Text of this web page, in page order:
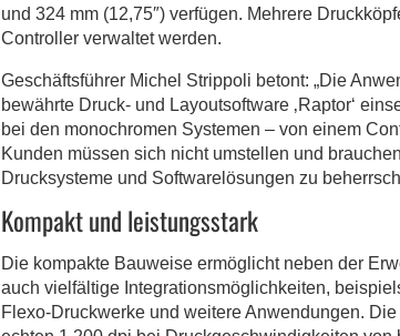
und 324 mm (12,75″) verfügen. Mehrere
Controller verwaltet werden.
Geschäftsführer Michel Strippoli betont: „Die
bewährte Druck- und Layoutsoftware ‚Raptor‘
bei den monochromen Systemen – von einem
Kunden müssen sich nicht umstellen und
Drucksysteme und Softwarelösungen zu
Kompakt und leistungsstark
Die kompakte Bauweise ermöglicht neben der
auch vielfältige Integrationsmöglichkeiten,
Flexo-Druckwerke und weitere Anwendungen.